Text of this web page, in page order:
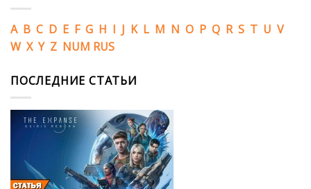
A B C D E F G H I J K L M N O P Q R S T U V
W X Y Z NUM RUS
ПОСЛЕДНИЕ СТАТЬИ